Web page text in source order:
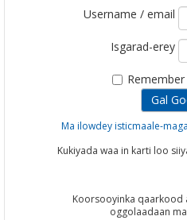
Username / email
Isgarad-erey
Ma ilowdey isticmaale-
Kukiyada waa in karti loo
Koorsooyinka qaarkood
oggolaadaan